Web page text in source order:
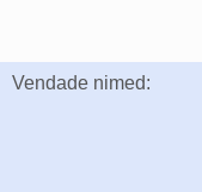
Vendade nimed: